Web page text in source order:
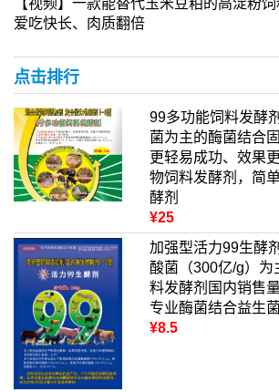
爱吃快长、肉质翻倍
点击排行
99多功能饲料发
菌为主的酶菌结合
更轻易成功、效果
物饲料发酵剂，简
酵剂
¥25
加强型活力99生
酸菌（300亿/g）为
料发酵剂国内销售
专业酶菌结合益生
¥8.5